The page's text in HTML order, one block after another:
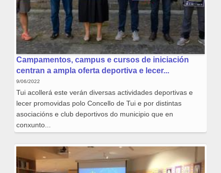
Campamentos, campus e cursos de iniciación
centran a ampla oferta deportiva e lecer...
9/06/2022
Tui acollerá este verán diversas actividades deportivas e
lecer promovidas polo Concello de Tui e por distintas
asociacións e club deportivos do municipio que en
conxunto...